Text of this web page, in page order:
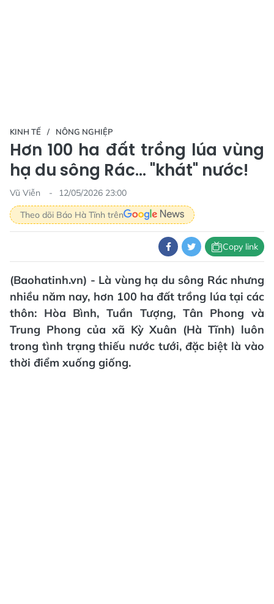
KINH TẾ NÔNG NGHIỆP
Hơn 100 ha đất trồng lúa vùng
hạ du sông Rác… "khát" nước!
Vũ Viễn
12/05/2026 23:00
Theo dõi Báo Hà Tĩnh trên
Copy link
(Baohatinh.vn) - Là vùng hạ du sông Rác nhưng
nhiều năm nay, hơn 100 ha đất trồng lúa tại các
thôn: Hòa Bình, Tuần Tượng, Tân Phong và
Trung Phong của xã Kỳ Xuân (Hà Tĩnh) luôn
trong tình trạng thiếu nước tưới, đặc biệt là vào
thời điểm xuống giống.